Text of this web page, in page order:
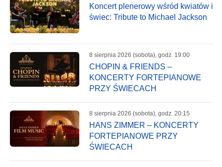
Koncert plenerowy wśród kwiatów i
świec: Tribute to Michael Jackson
8 sierpnia 2026 (sobota), godz. 19:00
CHOPIN & FRIENDS –
KONCERTY FORTEPIANOWE
PRZY ŚWIECACH
8 sierpnia 2026 (sobota), godz. 20:15
HANS ZIMMER – KONCERTY
FORTEPIANOWE PRZY
ŚWIECACH